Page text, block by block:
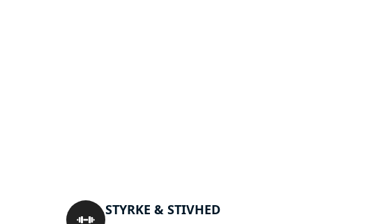
STYRKE & STIVHED